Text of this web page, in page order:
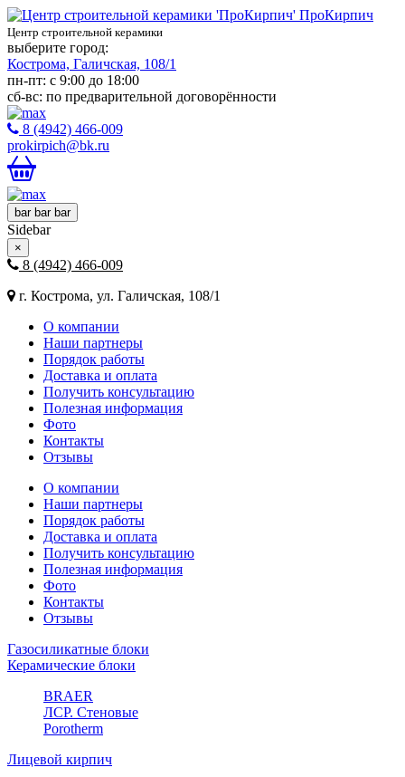
ПроКирпич
Центр строительной керамики
выберите город:
Кострома, Галичская, 108/1
пн-пт: с 9:00 до 18:00
сб-вс: по предварительной договорённости
8 (4942) 466-009
prokirpich@bk.ru
bar bar bar
Sidebar
×
8 (4942) 466-009
г. Кострома, ул. Галичская, 108/1
О компании
Наши партнеры
Порядок работы
Доставка и оплата
Получить консультацию
Полезная информация
Фото
Контакты
Отзывы
О компании
Наши партнеры
Порядок работы
Доставка и оплата
Получить консультацию
Полезная информация
Фото
Контакты
Отзывы
Газосиликатные блоки
Керамические блоки
BRAER
ЛСР. Стеновые
Porotherm
Лицевой кирпич